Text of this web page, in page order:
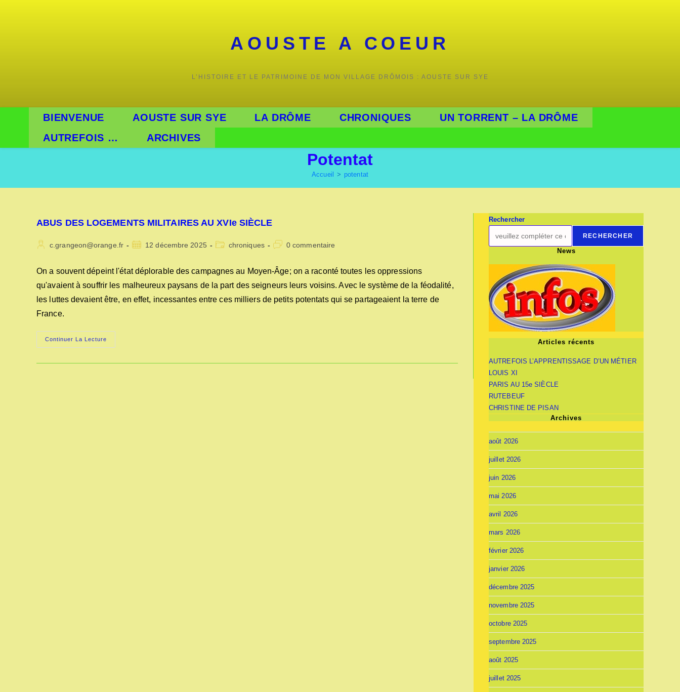
AOUSTE A COEUR
L’HISTOIRE ET LE PATRIMOINE DE MON VILLAGE DRÔMOIS : AOUSTE SUR SYE
BIENVENUE AOUSTE SUR SYE LA DRÔME CHRONIQUES
UN TORRENT – LA DRÔME
AUTREFOIS …
ARCHIVES
Potentat
Accueil > potentat
ABUS DES LOGEMENTS MILITAIRES AU XVIe SIÈCLE
Auteur/autrice
publication :
c.grangeon@orange.fr
Publication
12 décembre 2025
Postchroniques
Commentaires
la
publication :
0 commentaire
On a souvent dépeint l'état déplorable des campagnes au Moyen-Âge; on a raconté toutes les oppressions
qu'avaient à souffrir les malheureux paysans de la part des seigneurs leurs voisins. Avec le système de la féodalité,
les luttes devaient être, en effet, incessantes entre ces milliers de petits potentats qui se partageaient la terre de
France.
Continuer La Lecture
DES
Rechercher
RECHERCHER
News
Articles récents
AUTREFOIS L’APPRENTISSAGE D’UN MÉTIER
LOUIS XI
PARIS AU 15e SIÈCLE
RUTEBEUF
CHRISTINE DE PISAN
Archives
août 2026
juillet 2026
juin 2026
mai 2026
avril 2026
mars 2026
février 2026
janvier 2026
décembre 2025
novembre 2025
octobre 2025
septembre 2025
août 2025
juillet 2025